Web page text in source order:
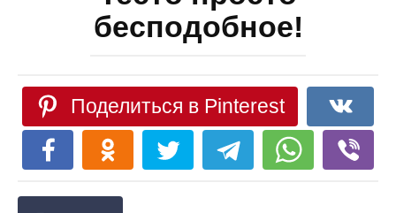
бесподобное!
Поделиться в Pinterest